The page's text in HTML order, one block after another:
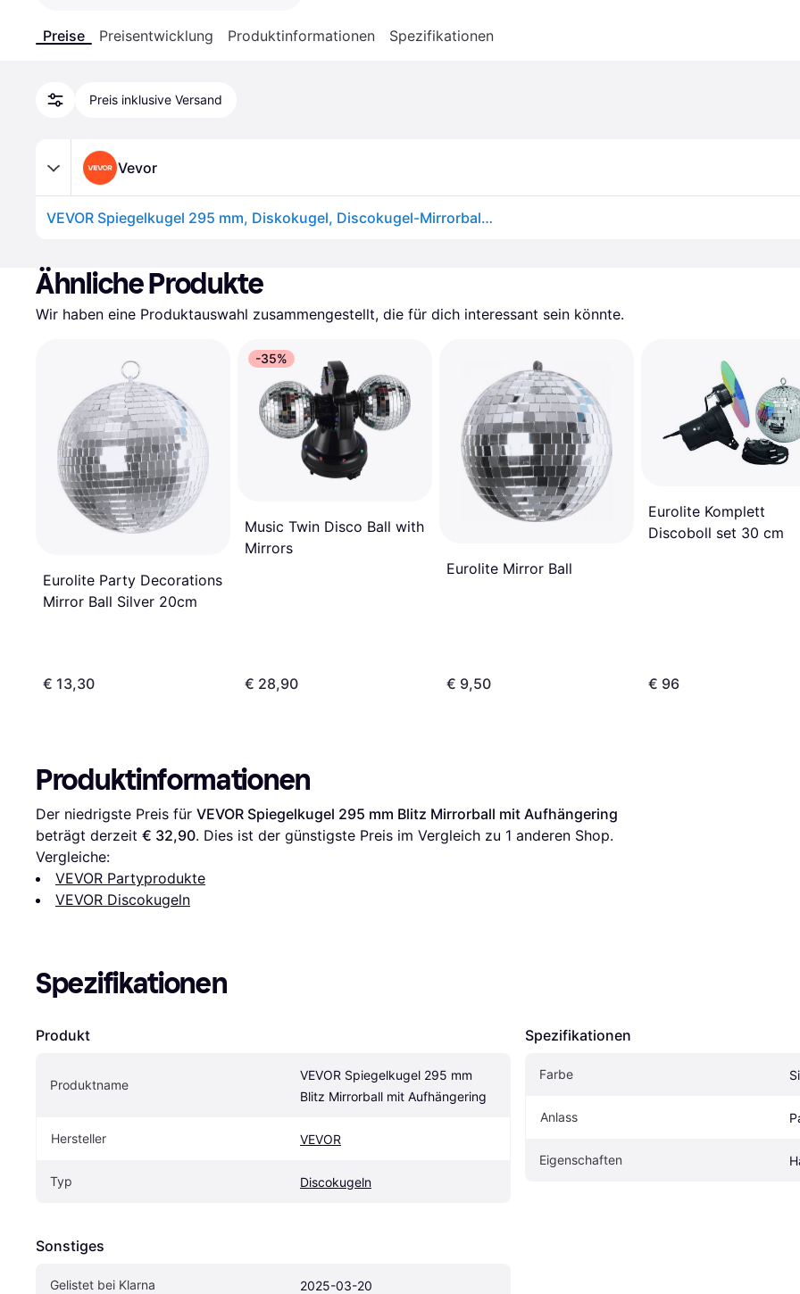
Preise Preisentwicklung Produktinformationen Spezifikationen
Preis inklusive Versand
Vevor
VEVOR Spiegelkugel 295 mm, Diskokugel, Discokugel-Mirrorball mit Aufhängering, Blitz-Diskokugel-Partydekorationen, ideal für DJ-Club, Bühne, Hochzeit, Geburtstag, Weihnachten, Silvesterfeier
Ähnliche Produkte
Wir haben eine Produktauswahl zusammengestellt, die für dich interessant sein könnte.
Eurolite Party Decorations
Mirror Ball Silver 20cm
€ 13,30
-35%
Music Twin Disco Ball with
Mirrors
€ 28,90
Eurolite Mirror Ball
€ 9,50
Eurolite Komplett
Discoboll set 30 cm
€ 96
Produktinformationen
Der niedrigste Preis für VEVOR Spiegelkugel 295 mm Blitz Mirrorball mit Aufhängering
beträgt derzeit € 32,90. Dies ist der günstigste Preis im Vergleich zu 1 anderen Shop.
Vergleiche:
VEVOR Partyprodukte
VEVOR Discokugeln
Spezifikationen
Produkt
Produktname
VEVOR Spiegelkugel 295 mm
Blitz Mirrorball mit Aufhängering
Hersteller VEVOR
Typ Discokugeln
Sonstiges
Gelistet bei Klarna 2025-03-20
Spezifikationen
Farbe
Anlass
Eigenschaften